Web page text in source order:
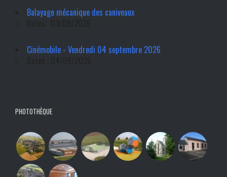
Balayage mécanique des caniveaux
Cinémobile - Vendredi 04 septembre 2026
PHOTOTHÈQUE